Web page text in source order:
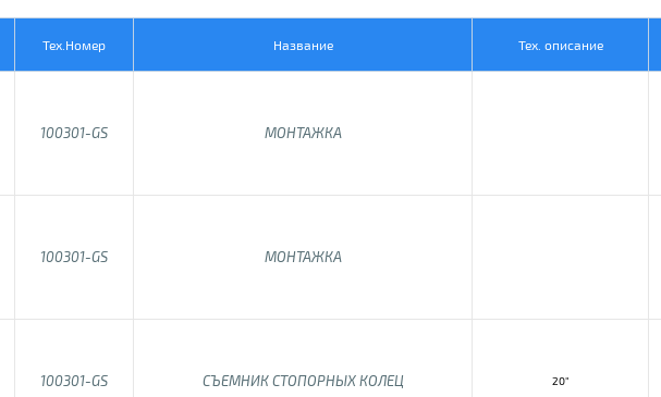
Тех.Номер Название Тех. описание
100301-GS МОНТАЖКА
100301-GS МОНТАЖКА
100301-GS СЪЕМНИК СТОПОРНЫХ КОЛЕЦ 20"